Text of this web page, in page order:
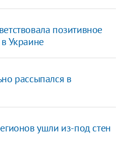
позитивное
Украине
рассыпался в
ушли из-под стен